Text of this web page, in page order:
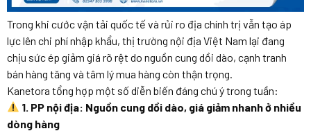
Trong khi cước vận tải quốc tế và rủi ro địa chính trị vẫn tạo áp
lực lên chi phí nhập khẩu, thị trường nội địa Việt Nam lại đang
chịu sức ép giảm giá rõ rệt do nguồn cung dồi dào, cạnh tranh
bán hàng tăng và tâm lý mua hàng còn thận trọng.
Kanetora tổng hợp một số diễn biến đáng chú ý trong tuần:
1. PP nội địa: Nguồn cung dồi dào, giá giảm nhanh ở nhiều
dòng hàng